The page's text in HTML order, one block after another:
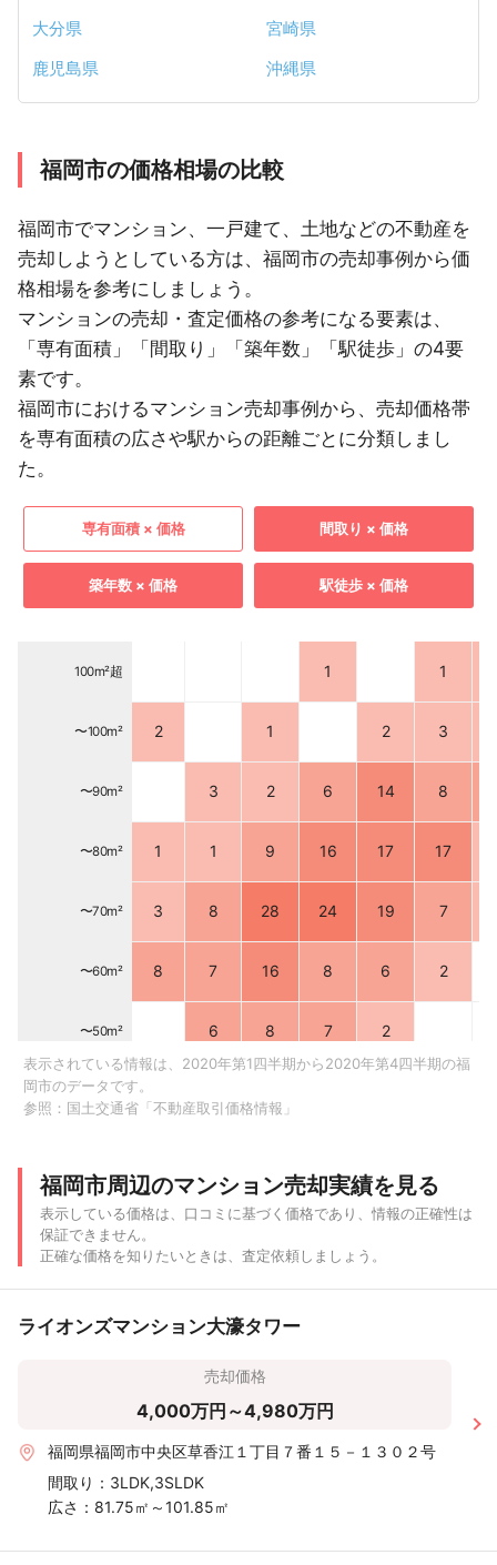
大分県
宮崎県
鹿児島県
沖縄県
福岡市の価格相場の比較
福岡市でマンション、一戸建て、土地などの不動産を
売却しようとしている方は、福岡市の売却事例から価
格相場を参考にしましょう。
マンションの売却・査定価格の参考になる要素は、
「専有面積」「間取り」「築年数」「駅徒歩」の4要
素です。
福岡市におけるマンション売却事例から、売却価格帯
を専有面積の広さや駅からの距離ごとに分類しまし
た。
専有面積 × 価格 間取り × 価格
築年数 × 価格 駅徒歩 × 価格
100m²超 1 1
〜100m² 2 1 2 3
〜90m² 3 2 6 14 8
〜80m² 1 1 9 16 17 17
〜70m² 3 8 28 24 19 7
〜60m² 8 7 16 8 6 2
〜50m² 6 8 7 2
〜40m²
〜20m² 12 9 4
〜500 万 〜1,000
〜2,000
〜3,000
〜4,000
表示されている情報は、2020年第1四半期から2020年第4四半期の福
岡市のデータです。
参照： 国土交通省「不動産取引価格情報」
福岡市周辺のマンション売却実績を見る
表示している価格は、口コミに基づく価格であり、情報の正確性は
保証できません。
正確な価格を知りたいときは、査定依頼しましょう。
ライオンズマンション大濠タワー
売却価格
4,000万円～4,980万円
福岡県福岡市中央区草香江１丁目７番１５－１３０２号
間取り： 3LDK,3SLDK
広さ： 81.75㎡～101.85㎡